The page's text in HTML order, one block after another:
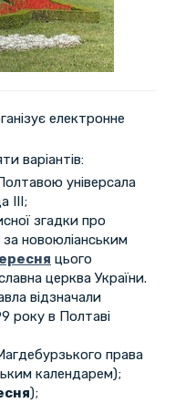
електронне
варіантів:
універсала
III;
згадки про
новоюліанським
цього
церква України.
відзначали
року в Полтаві
права
календарем);
);